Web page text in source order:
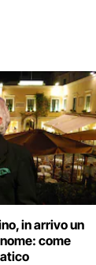
in arrivo un
come